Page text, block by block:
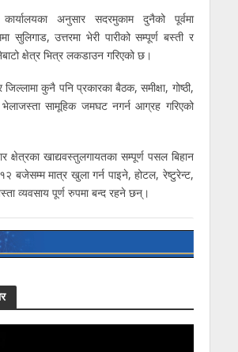
अनुसार सदरमुकाम दुनैको पूर्वमा
सुलिगाड, उत्तरमा भेरी पारीको सम्पूर्ण बस्ती र
क्षेत्र भित्र लकडाउन गरिएको छ।
कुनै पनि प्रकारका बैठक, समीक्षा, गोष्ठी,
सामूहिक जमघट नगर्न आग्रह गरिएको
क्षेत्रका खाद्यवस्तुलगायतका सम्पूर्ण पसल बिहान
बजेसम्म मात्र खुला गर्न पाइने, होटल, रेष्टुरेन्ट,
व्यवसाय पूर्ण रुपमा बन्द रहने छन्।